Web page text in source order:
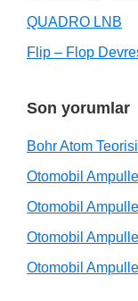
QUADRO LNB
Flip – Flop
Son yorumlar
Bohr Atom Teorisi
Otomobil
Otomobil
Otomobil
Otomobil